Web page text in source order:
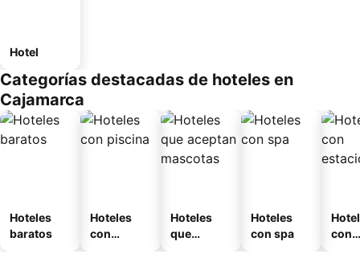
Hotel
Categorías destacadas de hoteles en
Cajamarca
Hoteles
baratos
Hoteles
con
Hoteles
que
Hoteles
con spa
con